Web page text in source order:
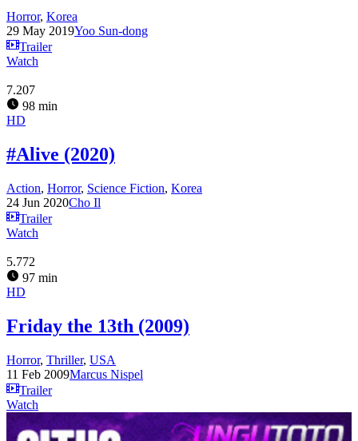
Horror, Korea
29 May 2019Yoo Sun-dong
Trailer
Watch
7.207
98 min
HD
#Alive (2020)
Action, Horror, Science Fiction, Korea
24 Jun 2020Cho Il
Trailer
Watch
5.772
97 min
HD
Friday the 13th (2009)
Horror, Thriller, USA
11 Feb 2009Marcus Nispel
Trailer
Watch